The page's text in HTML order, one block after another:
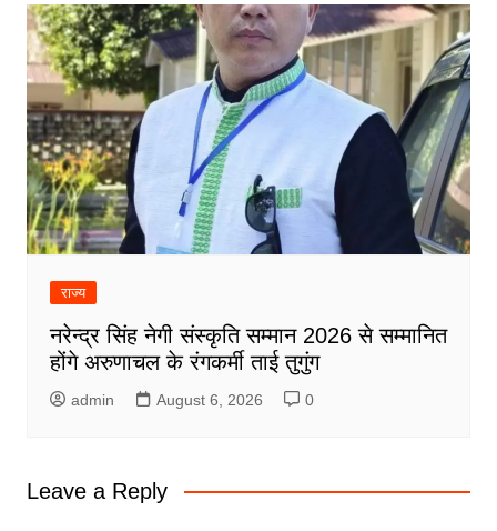
राज्य
नरेन्द्र सिंह नेगी संस्कृति सम्मान 2026 से सम्मानित
होंगे अरुणाचल के रंगकर्मी ताई तुगुंग
admin August 6, 2026 0
Leave a Reply